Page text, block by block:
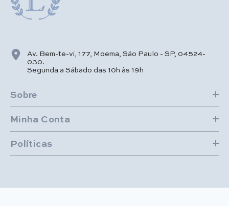
Av. Bem-te-vi, 177, Moema, São Paulo - SP, 04524-
030.
Segunda a Sábado das 10h às 19h
Sobre
Minha Conta
Políticas